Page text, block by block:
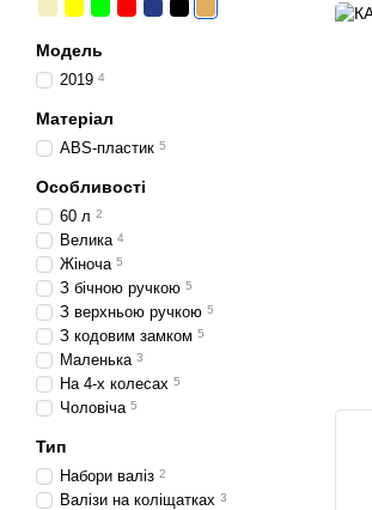
Модель
2019 4
Матеріал
ABS-пластик 5
Особливості
60 л 2
Велика 4
Жіноча 5
З бічною ручкою 5
З верхньою ручкою 5
З кодовим замком 5
Маленька 3
На 4-х колесах 5
Чоловіча 5
Тип
Набори валіз 2
Валізи на коліщатках 3